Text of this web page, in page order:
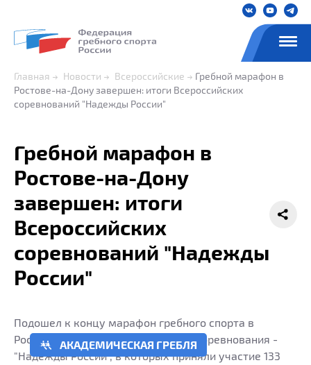
Главная Новости Всероссийские
Гребной марафон в
Ростове-на-Дону завершен: итоги Всероссийских
соревнований "Надежды России"
Гребной марафон в
Ростове-на-Дону
завершен: итоги
Всероссийских
соревнований "Надежды
России"
АКАДЕМИЧЕСКАЯ ГРЕБЛЯ
Подошел к концу марафон гребного спорта в
Ростове-на-Дону. Третьи по счету соревнования -
"Надежды России", в которых приняли участие 133